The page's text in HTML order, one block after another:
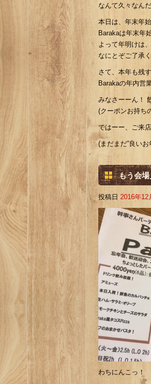
なんて久々なん
本日は、年末年
Barakaは年末年
よって年明けは
なにとぞご了承
さて、本年も残
Barakaの年内営
みなさーーん！
(クーポンお持ち
ではーー、ご来
(まだまだ”良い
もう会
投稿日 2016年12
わちにんこっ！